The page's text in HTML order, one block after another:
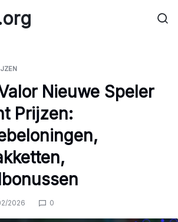
Nieuwe Speler
Prijzen:
2026 0